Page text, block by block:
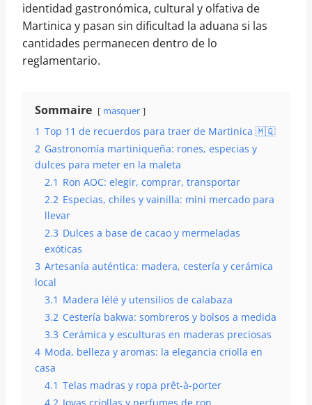
identidad gastronómica, cultural y olfativa de
Martinica y pasan sin dificultad la aduana si las
cantidades permanecen dentro de lo
reglamentario.
Sommaire masquer
1 Top 11 de recuerdos para traer de Martinica 🇲🇶
2 Gastronomía martiniqueña: rones, especias y
dulces para meter en la maleta
2.1 Ron AOC: elegir, comprar, transportar
2.2 Especias, chiles y vainilla: mini mercado para
llevar
2.3 Dulces a base de cacao y mermeladas
exóticas
3 Artesanía auténtica: madera, cestería y cerámica
local
3.1 Madera lélé y utensilios de calabaza
3.2 Cestería bakwa: sombreros y bolsos a medida
3.3 Cerámica y esculturas en maderas preciosas
4 Moda, belleza y aromas: la elegancia criolla en
casa
4.1 Telas madras y ropa prêt-à-porter